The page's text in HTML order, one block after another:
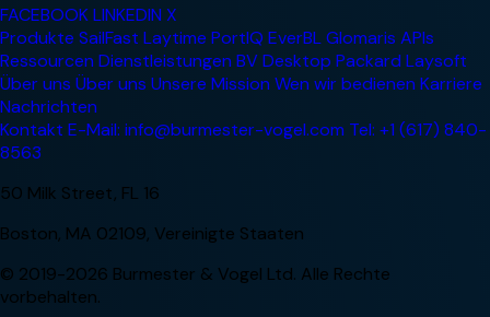
FACEBOOKLINKEDIN X
Produkte SailFast Laytime PortIQ EverBLGlomaris APIs
Ressourcen Dienstleistungen BV Desktop Packard Laysoft
Über uns Über uns Unsere Mission Wen wir bedienen Karriere
Nachrichten
Kontakt E-Mail: info@burmester-vogel.com Tel: +1 (617) 840-
8563
50 Milk Street, FL 16
Boston, MA 02109, Vereinigte Staaten
© 2019-2026 Burmester & Vogel Ltd. Alle Rechte
vorbehalten.